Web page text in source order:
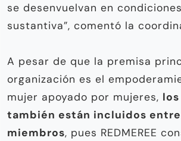
se desenvuelvan en
sustantiva”, comentó la
A pesar de que la premisa
organización es el
mujer apoyado por mujeres,
también están incluidos entre
miembros, pues REDMEREE